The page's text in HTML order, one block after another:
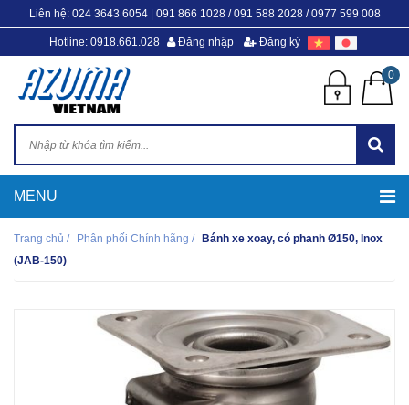
Liên hệ: 024 3643 6054| 091 866 1028 / 091 588 2028 / 0977 599 008
Hotline: 0918.661.028 Đăng nhập Đăng ký
0
Trang chủ / Phân phối Chính hãng /
Bánh xe xoay, có phanh Ø150, Inox
(JAB-150)